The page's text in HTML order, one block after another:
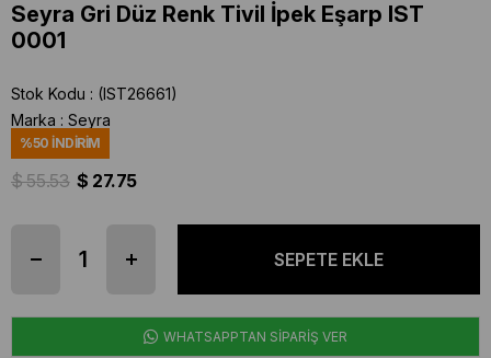
Seyra Gri Düz Renk Tivil İpek Eşarp IST
0001
Stok Kodu
(IST26661)
Marka : Seyra
%50 İNDIRIM
$ 55.53 $ 27.75
WHATSAPPTAN SİPARİŞ VER